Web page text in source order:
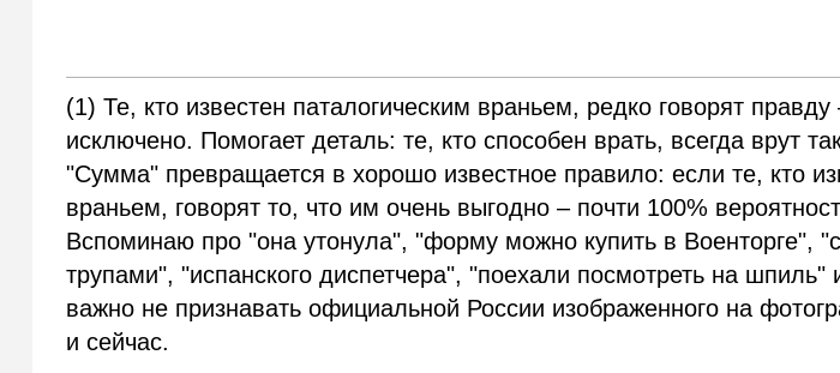
(1) Те, кто известен паталогическим враньем, редко говорят
исключено. Помогает деталь: те, кто способен врать, всегда врут
"Сумма" превращается в хорошо известное правило: если те, кто
враньем, говорят то, что им очень выгодно – почти 100%
Вспоминаю про "она утонула", "форму можно купить в Военторге",
трупами", "испанского диспетчера", "поехали посмотреть на
важно не признавать официальной России изображенного на
и сейчас.